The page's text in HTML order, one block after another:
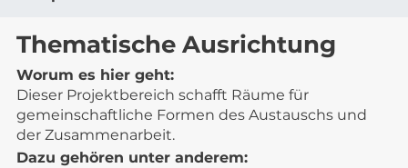
Thematische Ausrichtung
Worum es hier geht:
Dieser Projektbereich schafft Räume für
gemeinschaftliche Formen des Austauschs und
der Zusammenarbeit.
Dazu gehören unter anderem: